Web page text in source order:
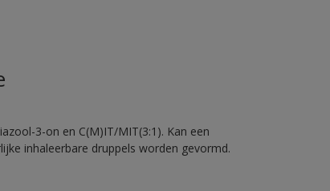
3-on en C(M)IT/MIT(3:1). Kan een
inhaleerbare druppels worden gevormd.